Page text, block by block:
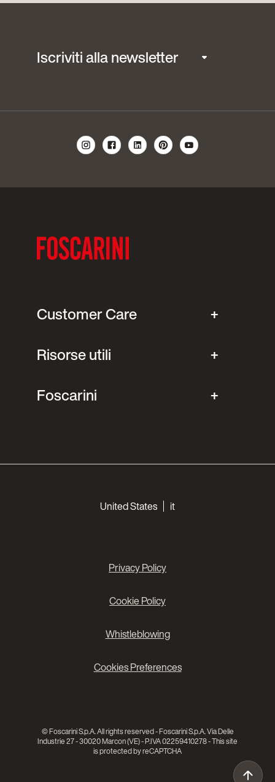
Iscriviti alla newsletter
Customer Care
Risorse utili
Foscarini
United States it
Privacy Policy
Cookie Policy
Whistleblowing
Cookies Preferences
© Foscarini S.p.A. All rights reserved - Foscarini S.p.A. Via Delle
Industrie 27 - 30020 Marcon (VE) - P.IVA 02259410278 - This site
is protected by reCAPTCHA